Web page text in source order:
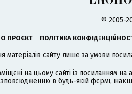
© 2005-
ПРОЄКТ ПОЛІТИКА
матеріалів сайту лише за умови
на цьому сайті із посиланням на
в будь-якій формі,